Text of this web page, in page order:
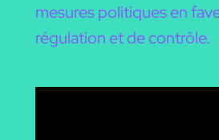
mesures politiques en
régulation et de contrôle.